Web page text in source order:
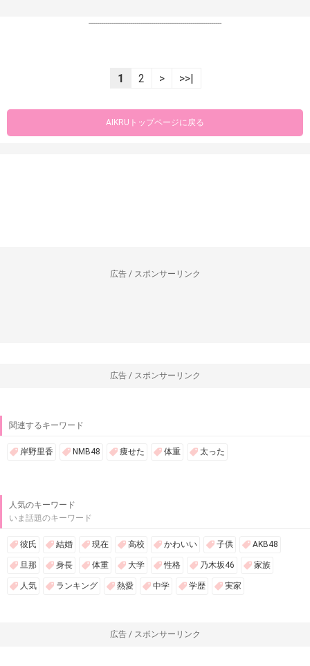
----------------------------------------------------------------
1 2 > >>|
AIKRUトップページに戻る
広告 / スポンサーリンク
広告 / スポンサーリンク
関連するキーワード
岸野里香 NMB48 痩せた 体重 太った
人気のキーワード
いま話題のキーワード
彼氏 結婚 現在 高校 かわいい 子供 AKB48
旦那 身長 体重 大学 性格 乃木坂46 家族
人気 ランキング 熱愛 中学 学歴 実家
広告 / スポンサーリンク